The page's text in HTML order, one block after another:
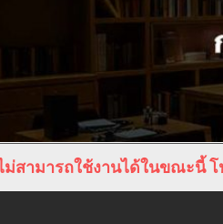
ม่สามารถใช้งานได้ในขณะนี้ โ